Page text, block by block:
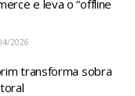
e leva o “offline
2026
transforma sobra